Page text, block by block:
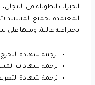
الخبرات الطويلة في
المعتمدة لجميع المستندات
باحترافية عالية، ومنها على
ترجمة شهادة التخرج.
ترجمة شهادات
ترجمة شهادة